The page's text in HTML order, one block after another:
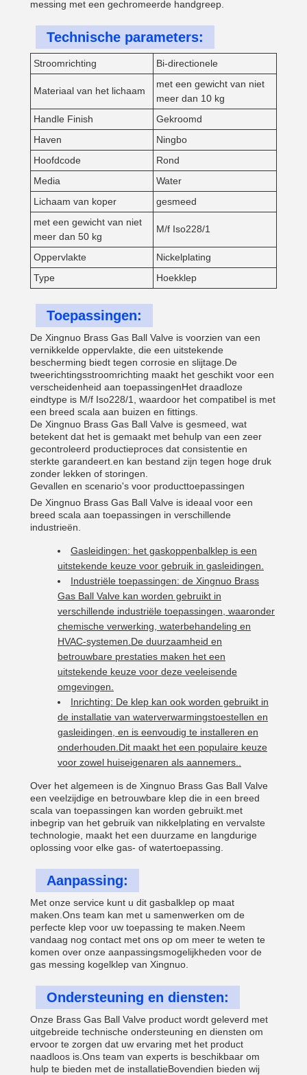
messing met een gechromeerde handgreep.
Technische parameters:
Stroomrichting Bi-directionele
Materiaal van het lichaam
met een gewicht van niet
meer dan 10 kg
Handle Finish
Gekroomd
Haven
Ningbo
Hoofdcode
Rond
Media
Water
Lichaam van koper
gesmeed
met een gewicht van niet
meer dan 50 kg
M/f Iso228/1
Oppervlakte
Nickelplating
Type
Hoekklep
Toepassingen:
De Xingnuo Brass Gas Ball Valve is voorzien van een
vernikkelde oppervlakte, die een uitstekende
bescherming biedt tegen corrosie en slijtage.De
tweerichtingsstroomrichting maakt het geschikt voor een
verscheidenheid aan toepassingenHet draadloze
eindtype is M/f Iso228/1, waardoor het compatibel is met
een breed scala aan buizen en fittings.
De Xingnuo Brass Gas Ball Valve is gesmeed, wat
betekent dat het is gemaakt met behulp van een zeer
gecontroleerd productieproces dat consistentie en
sterkte garandeert.en kan bestand zijn tegen hoge druk
zonder lekken of storingen.
Gevallen en scenario's voor producttoepassingen
De Xingnuo Brass Gas Ball Valve is ideaal voor een
breed scala aan toepassingen in verschillende
industrieën.
Gasleidingen: het gaskoppenbalklep is een
uitstekende keuze voor gebruik in gasleidingen.
Industriële toepassingen: de Xingnuo Brass
Gas Ball Valve kan worden gebruikt in
verschillende industriële toepassingen, waaronder
chemische verwerking, waterbehandeling en
HVAC-systemen.De duurzaamheid en
betrouwbare prestaties maken het een
uitstekende keuze voor deze veeleisende
omgevingen.
Inrichting: De klep kan ook worden gebruikt in
de installatie van waterverwarmingstoestellen en
gasleidingen, en is eenvoudig te installeren en
onderhouden.Dit maakt het een populaire keuze
voor zowel huiseigenaren als aannemers..
Over het algemeen is de Xingnuo Brass Gas Ball Valve
een veelzijdige en betrouwbare klep die in een breed
scala van toepassingen kan worden gebruikt.met
inbegrip van het gebruik van nikkelplating en vervalste
technologie, maakt het een duurzame en langdurige
oplossing voor elke gas- of watertoepassing.
Aanpassing:
Met onze service kunt u dit gasbalklep op maat
maken.Ons team kan met u samenwerken om de
perfecte klep voor uw toepassing te maken.Neem
vandaag nog contact met ons op om meer te weten te
komen over onze aanpassingsmogelijkheden voor de
gas messing kogelklep van Xingnuo.
Ondersteuning en diensten:
Onze Brass Gas Ball Valve product wordt geleverd met
uitgebreide technische ondersteuning en diensten om
ervoor te zorgen dat uw ervaring met het product
naadloos is.Ons team van experts is beschikbaar om
hulp te bieden met de installatieBovendien bieden wij